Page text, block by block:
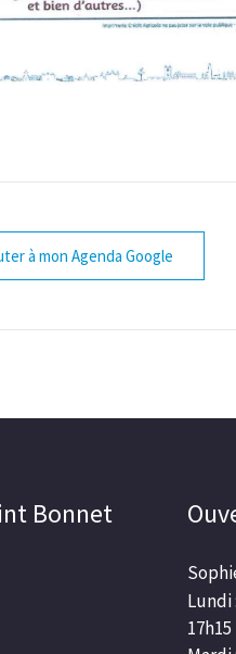
à mon Agenda Google
Bonnet
Lundi
17h15